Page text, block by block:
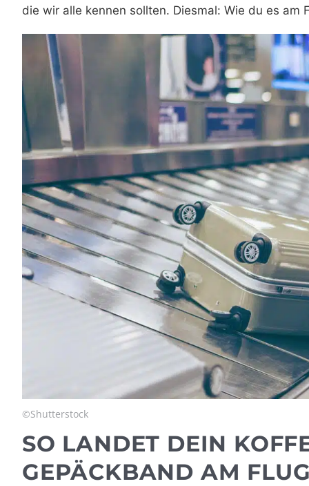
die wir alle kennen sollten. Diesmal: Wie du es
©Shutterstock
SO LANDET DEIN
GEPÄCKBAND AM